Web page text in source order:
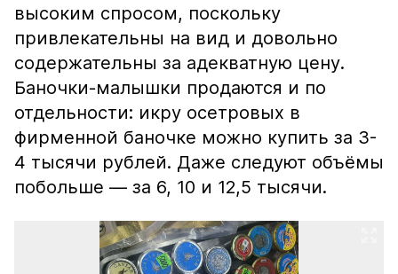
высоким спросом, поскольку
привлекательны на вид и довольно
содержательны за адекватную цену.
Баночки-малышки продаются и по
отдельности: икру осетровых в
фирменной баночке можно купить за 3-
4 тысячи рублей. Даже следуют объёмы
побольше — за 6, 10 и 12,5 тысячи.